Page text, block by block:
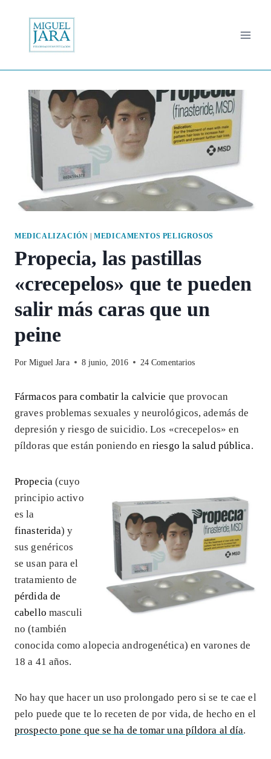
contenido
MEDICALIZACIÓN |MEDICAMENTOS PELIGROSOS
Propecia, las pastillas
«crecepelos» que te pueden
salir más caras que un
peine
Por Miguel Jara 8 junio, 2016 24 Comentarios
Fármacos para combatir la calvicie que provocan
graves problemas sexuales y neurológicos, además de
depresión y riesgo de suicidio. Los «crecepelos» en
píldoras que están poniendo enriesgo la salud pública.
Propecia (cuyo
principio activo
es la
finasterida) y
sus genéricos
se usan para el
tratamiento de
pérdida de
cabello masculi
no (también
conocida como alopecia androgenética) en varones de
18 a 41 años.
No hay que hacer un uso prolongado pero si se te cae el
pelo puede que te lo receten de por vida, de hecho en el
prospecto pone que se ha de tomar una píldora al día.